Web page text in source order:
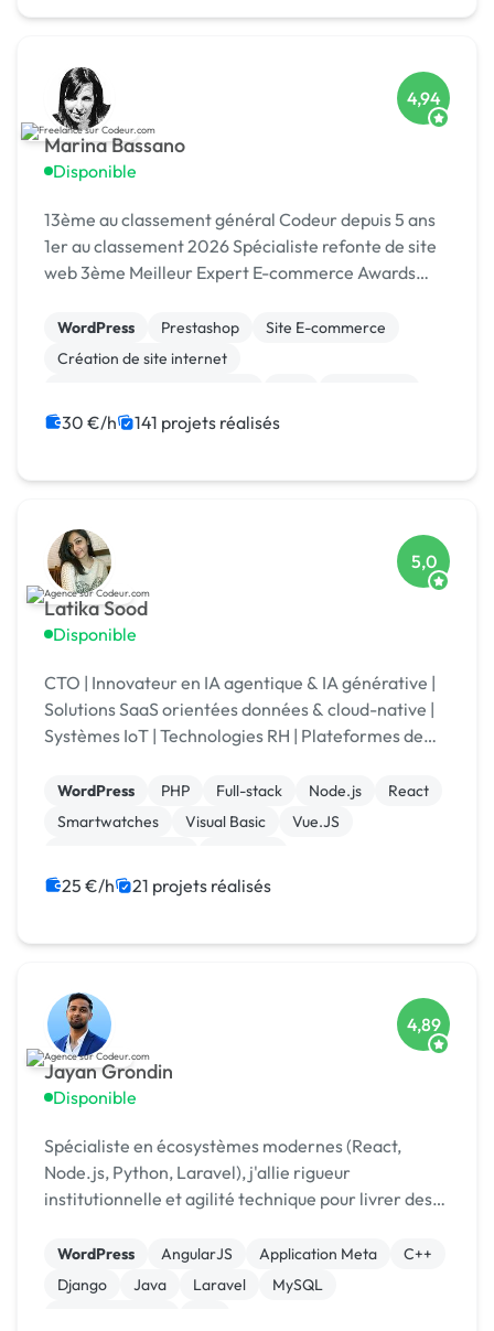
Marina Bassano
Disponible
4,94
13ème au classement général Codeur depuis 5 ans
1er au classement 2026 Spécialiste refonte de site
web 3ème Meilleur Expert E-commerce Awards
2024
WordPress Prestashop
Site E-commerce
Création de site internet
CSS, HTML, XML
Rédaction
30 €/h 141 projets réalisés
Latika Sood
Disponible
5,0
CTO | Innovateur en IA agentique & IA générative |
Solutions SaaS orientées données & cloud-native |
Systèmes IoT | Technologies RH | Plateformes de
WordPress PHP Full-stack Node.js
React
Smartwatches
Visual Basic
Vue.JS
25 €/h 21 projets réalisés
Jayan Grondin
Disponible
4,89
Spécialiste en écosystèmes modernes (React,
Node.js, Python, Laravel), j'allie rigueur
institutionnelle et agilité technique pour livrer des
WordPress AngularJS Application Meta
C++
Django
Java Laravel
MySQL